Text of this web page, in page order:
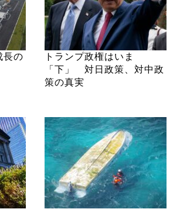
長の
トランプ政権はいま
「下」 対日政策、対中政
策の真実